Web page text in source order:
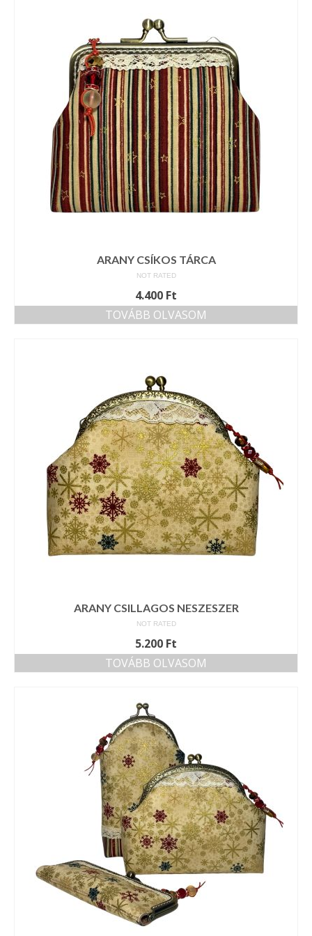
Vásárok, ahol velem is találkozhattál…
Alapanyagok, kellékek
A termékek tisztítása
Ellynor története
Adatkezelési tájékoztató
Általános Szerződési Feltételek
Blog
ARANY CSÍKOS TÁRCA
NOT RATED
4.400 Ft
TOVÁBB OLVASOM
ARANY CSILLAGOS NESZESZER
NOT RATED
5.200 Ft
TOVÁBB OLVASOM